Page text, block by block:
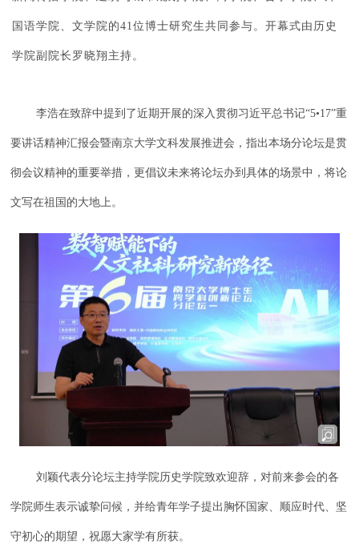
国语学院、文学院的41位博士研究生共同参与。开幕式由历史
学院副院长罗晓翔主持。
李浩在致辞中提到了近期开展的深入贯彻习近平总书记“5•17”重
要讲话精神汇报会暨南京大学文科发展推进会，指出本场分论坛是贯
彻会议精神的重要举措，更倡议未来将论坛办到具体的场景中，将论
文写在祖国的大地上。
刘颖代表分论坛主持学院历史学院致欢迎辞，对前来参会的各
学院师生表示诚挚问候，并给青年学子提出胸怀国家、顺应时代、坚
守初心的期望，祝愿大家学有所获。